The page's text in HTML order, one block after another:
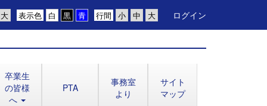
行間
表示色 ログイン
卒業生
の皆様
へ
PTA
事務室
より
サイト
マップ